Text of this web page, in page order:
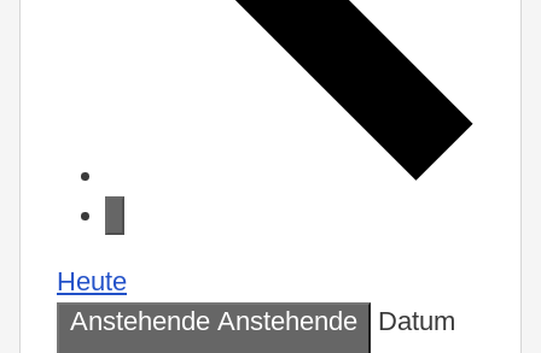
Heute
Anstehende Anstehende Datum